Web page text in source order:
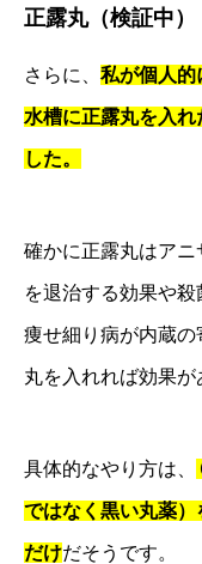
正露丸（検証中）
さらに、 私が個人的
水槽に正露丸を入
した。
確かに正露丸はア
を退治する効果や
痩せ細り病が内蔵
丸を入れれば効果が
具体的なやり方は、
ではなく黒い丸薬
だけだそうです。